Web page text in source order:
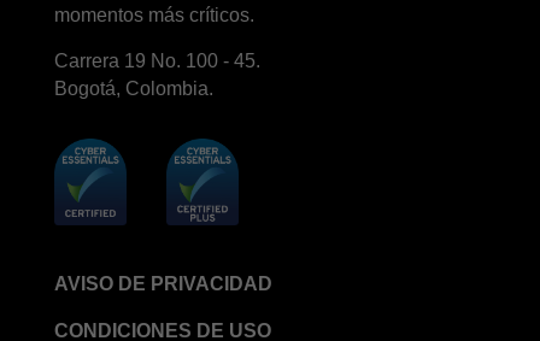
momentos más críticos.
Carrera 19 No. 100 - 45.
Bogotá, Colombia.
AVISO DE PRIVACIDAD
CONDICIONES DE USO